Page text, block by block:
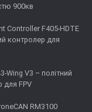
900кв
Controller F405-HDTE
контролер для
Wing V3 – політний
для FPV
RM3100